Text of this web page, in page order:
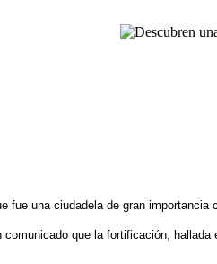
fue una ciudadela de gran
que la fortificación,